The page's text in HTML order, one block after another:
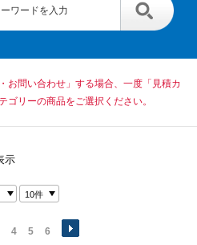
お問い合わせ」する場合、一度「見積カ
ゴリーの商品をご選択ください。
示
10件
4 5 6